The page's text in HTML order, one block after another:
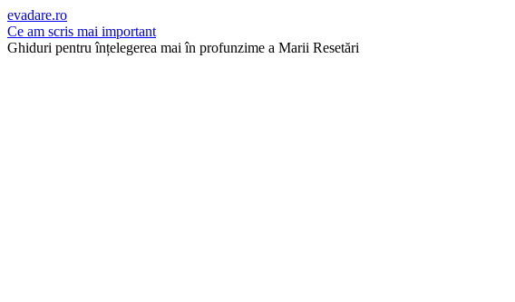
evadare.ro
Ce am scris mai important
Ghiduri pentru înțelegerea mai în profunzime a Marii Resetări